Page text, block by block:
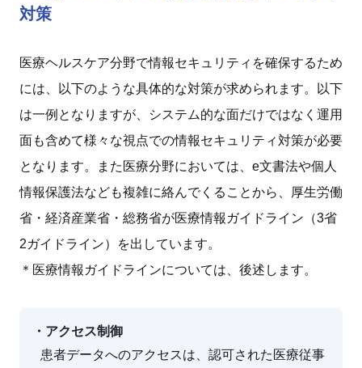
対策
医療ヘルスケア分野で情報セキュリティを確保するため
には、以下のような具体的な対策が求められます。以下
は一例となりますが、システム的な面だけではなく運用
面も含めて様々な視点での情報セキュリティ対策が必要
となります。また医療分野においては、e文書法や個人
情報保護法なども複雑に絡んでくることから、厚生労働
省・経済産業省・総務省が医療情報ガイドライン（3省
2ガイドライン）を出しています。
＊医療情報ガイドラインについては、後述します。
・アクセス制御
患者データへのアクセスは、認可された医療従事